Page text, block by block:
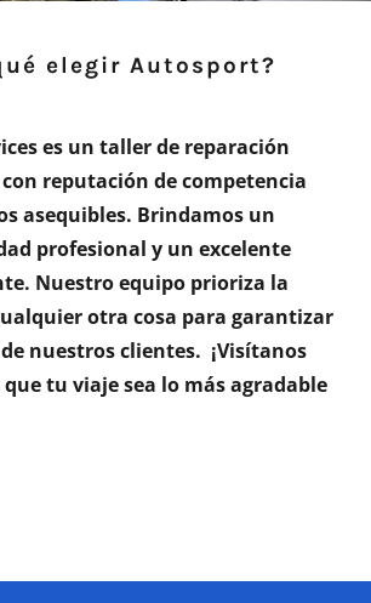
elegir Autosport?
es un taller de reparación
reputación de competencia
asequibles. Brindamos un
profesional y un excelente
Nuestro equipo prioriza la
otra cosa para garantizar
nuestros clientes. ¡Visítanos
tu viaje sea lo más agradable